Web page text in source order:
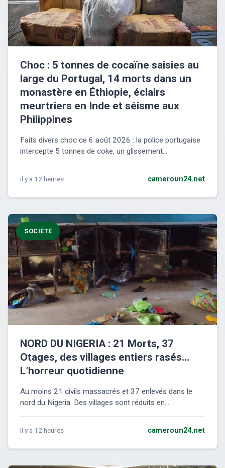
Choc : 5 tonnes de cocaïne saisies au
large du Portugal, 14 morts dans un
monastère en Éthiopie, éclairs
meurtriers en Inde et séisme aux
Philippines
Faits divers choc ce 6 août 2026 : la police portugaise
intercepte 5 tonnes de coke, un glissement...
il y a 12 heures cameroun24.net
SOCIÉTÉ
NORD DU NIGERIA : 21 Morts, 37
Otages, des villages entiers rasés…
L’horreur quotidienne
Au moins 21 civils massacrés et 37 enlevés dans le
nord du Nigeria. Des villages sont réduits en...
il y a 12 heures cameroun24.net